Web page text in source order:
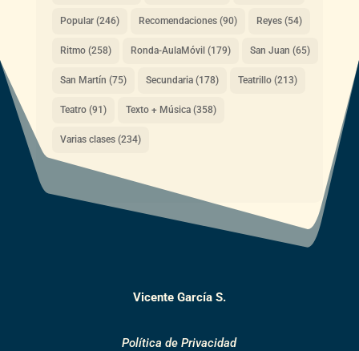
Popular(246) Recomendaciones(90) Reyes(54)
Ritmo(258) Ronda-AulaMóvil(179) San Juan (65)
San Martín (75) Secundaria(178) Teatrillo(213)
Teatro(91) Texto + Música(358)
Varias clases(234)
Vicente García S.
Política de Privacidad